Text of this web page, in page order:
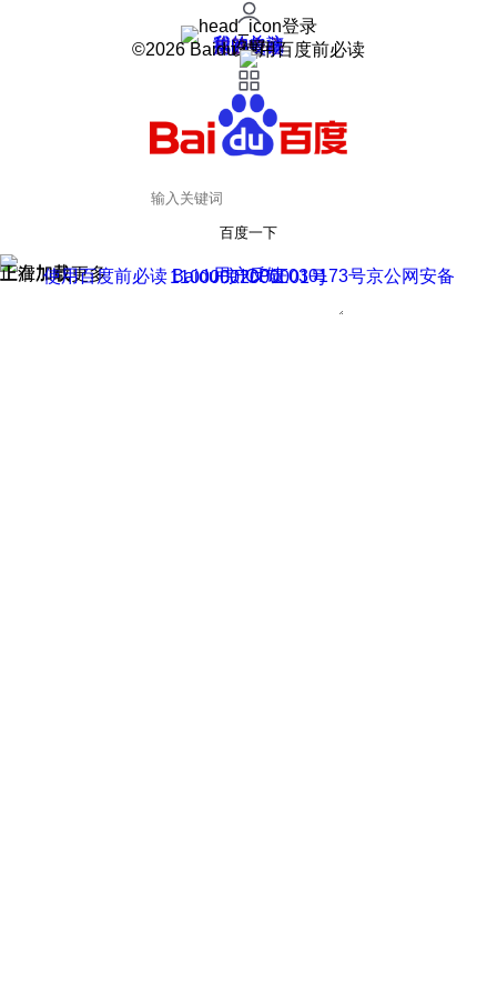
登录
我的关注
我的收藏
皮肤中心
用户反馈
设置
©2026 Baidu 使用百度前必读
百度一下
正在加载
上滑加载更多 用户反馈
使用百度前必读 Baidu 京ICP证030173号
京公网安备11000002000001号